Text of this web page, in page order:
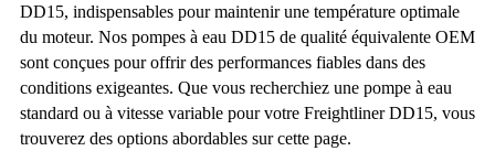
DD15, indispensables pour maintenir une température optimale
du moteur. Nos pompes à eau DD15 de qualité équivalente OEM
sont conçues pour offrir des performances fiables dans des
conditions exigeantes. Que vous recherchiez une pompe à eau
standard ou à vitesse variable pour votre Freightliner DD15, vous
trouverez des options abordables sur cette page.